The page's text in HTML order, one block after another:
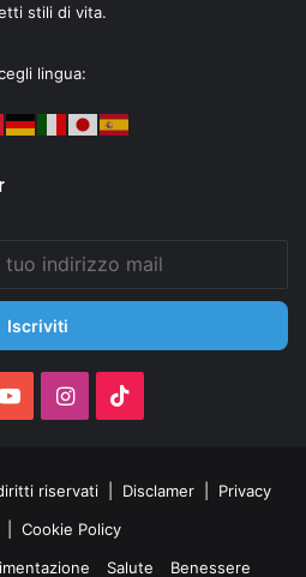
stili di vita.
lingua:
You Instagram
riservati | Disclamer
Privacy
Cookie Policy
Salute Benessere